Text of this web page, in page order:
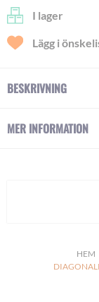
HEM
I lager
Lägg i
BESKRIVNING
MER INFORMATION